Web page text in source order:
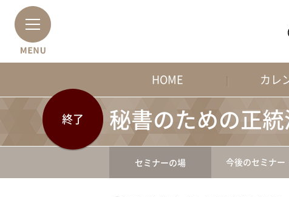
HOME カレ
秘書のための正
終了
セミナーの場 今後のセミナー